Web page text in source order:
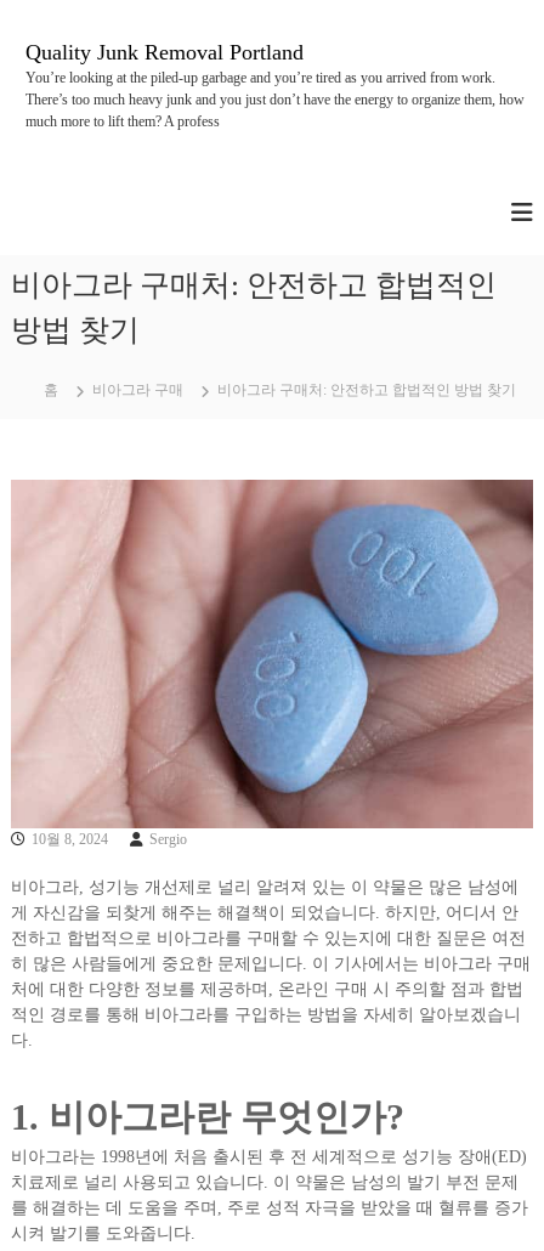
Quality Junk Removal Portland
You’re looking at the piled-up garbage and you’re tired as you arrived from work.
There’s too much heavy junk and you just don’t have the energy to organize them, how
much more to lift them? A profess
비아그라 구매처: 안전하고 합법적인
방법 찾기
홈 비아그라 구매 비아그라 구매처: 안전하고 합법적인 방법 찾기
10월 8, 2024 Sergio
비아그라, 성기능 개선제로 널리 알려져 있는 이 약물은 많은 남성에
게 자신감을 되찾게 해주는 해결책이 되었습니다. 하지만, 어디서 안
전하고 합법적으로 비아그라를 구매할 수 있는지에 대한 질문은 여전
히 많은 사람들에게 중요한 문제입니다. 이 기사에서는 비아그라 구매
처에 대한 다양한 정보를 제공하며, 온라인 구매 시 주의할 점과 합법
적인 경로를 통해 비아그라를 구입하는 방법을 자세히 알아보겠습니
다.
1. 비아그라란 무엇인가?
비아그라는 1998년에 처음 출시된 후 전 세계적으로 성기능 장애(ED)
치료제로 널리 사용되고 있습니다. 이 약물은 남성의 발기 부전 문제
를 해결하는 데 도움을 주며, 주로 성적 자극을 받았을 때 혈류를 증가
시켜 발기를 도와줍니다.